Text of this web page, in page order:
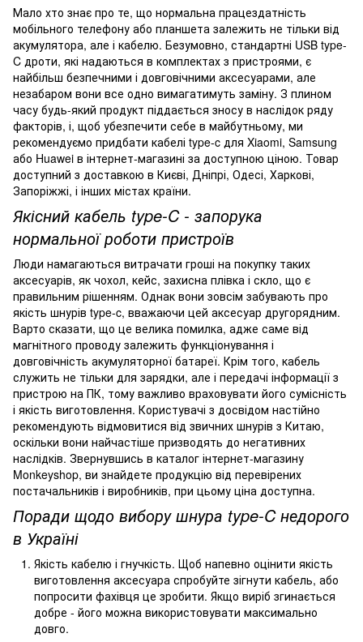
Мало хто знає про те, що нормальна працездатність
мобільного телефону або планшета залежить не тільки від
акумулятора, але і кабелю. Безумовно, стандартні USB type-
C дроти, які надаються в комплектах з пристроями, є
найбільш безпечними і довговічними аксесуарами, але
незабаром вони все одно вимагатимуть заміну. З плином
часу будь-який продукт піддається зносу в наслідок ряду
факторів, і, щоб убезпечити себе в майбутньому, ми
рекомендуємо придбати кабелі type-c для Xiaomi, Samsung
або Huawei в інтернет-магазині за доступною ціною. Товар
доступний з доставкою в Києві, Дніпрі, Одесі, Харкові,
Запоріжжі, і інших містах країни.
Якісний кабель type-C - запорука
нормальної роботи пристроїв
Люди намагаються витрачати гроші на покупку таких
аксесуарів, як чохол, кейс, захисна плівка і скло, що є
правильним рішенням. Однак вони зовсім забувають про
якість шнурів type-c, вважаючи цей аксесуар другорядним.
Варто сказати, що це велика помилка, адже саме від
магнітного проводу залежить функціонування і
довговічність акумуляторної батареї. Крім того, кабель
служить не тільки для зарядки, але і передачі інформації з
пристрою на ПК, тому важливо враховувати його сумісність
і якість виготовлення. Користувачі з досвідом настійно
рекомендують відмовитися від звичних шнурів з Китаю,
оскільки вони найчастіше призводять до негативних
наслідків. Звернувшись в каталог інтернет-магазину
Monkeyshop, ви знайдете продукцію від перевірених
постачальників і виробників, при цьому ціна доступна.
Поради щодо вибору шнура type-C недорого
в Україні
Якість кабелю і гнучкість. Щоб напевно оцінити якість
виготовлення аксесуара спробуйте зігнути кабель, або
попросити фахівця це зробити. Якщо виріб згинається
добре - його можна використовувати максимально
довго.